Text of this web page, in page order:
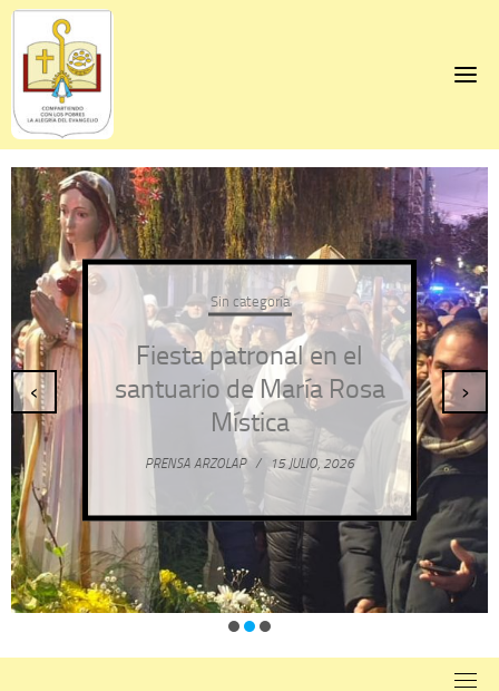
Skip
content
Sin categoría
Fiesta patronal en el
santuario de María Rosa
Mística
PRENSA ARZOLAP / 15 JULIO, 2026
‹ ›